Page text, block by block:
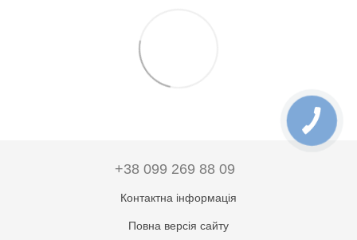
+38 099 269 88 09
Контактна інформація
Повна версія сайту